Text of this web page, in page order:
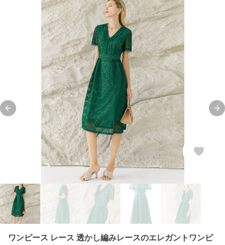
Previous slide
ワンピース レース 透かし編みレースのエレガントワンピ